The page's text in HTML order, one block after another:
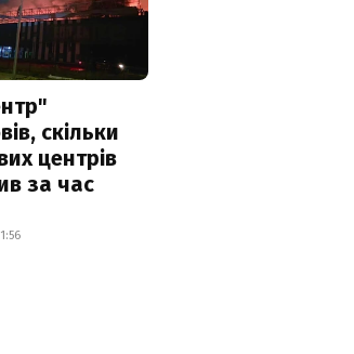
скільки
центрів
за час